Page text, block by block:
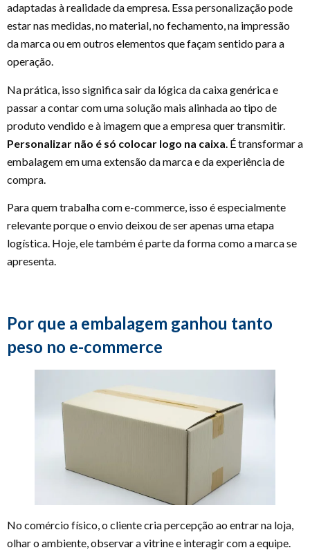
adaptadas à realidade da empresa. Essa personalização pode
estar nas medidas, no material, no fechamento, na impressão
da marca ou em outros elementos que façam sentido para a
operação.
Na prática, isso significa sair da lógica da caixa genérica e
passar a contar com uma solução mais alinhada ao tipo de
produto vendido e à imagem que a empresa quer transmitir.
Personalizar não é só colocar logo na caixa . É transformar a
embalagem em uma extensão da marca e da experiência de
compra.
Para quem trabalha com e-commerce, isso é especialmente
relevante porque o envio deixou de ser apenas uma etapa
logística. Hoje, ele também é parte da forma como a marca se
apresenta.
Por que a embalagem ganhou tanto
peso no e-commerce
No comércio físico, o cliente cria percepção ao entrar na loja,
olhar o ambiente, observar a vitrine e interagir com a equipe.